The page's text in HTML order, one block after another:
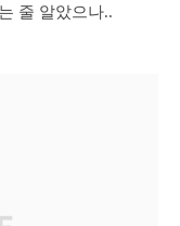
줄 알았으나..